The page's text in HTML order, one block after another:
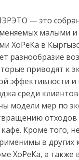
— это
малыми и
ХоРеКа в
разнообразие
приводят к
эффективности
среди
модели мер по
отходов
кафе. Кроме того,
в других
ХоРеКа, а также